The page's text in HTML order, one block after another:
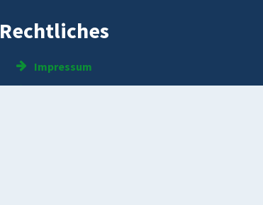
Rechtliches
Impressum